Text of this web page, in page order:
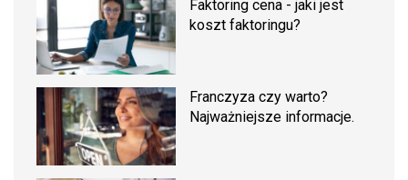
Faktoring cena - jaki jest
koszt faktoringu?
Franczyza czy warto?
Najważniejsze informacje.